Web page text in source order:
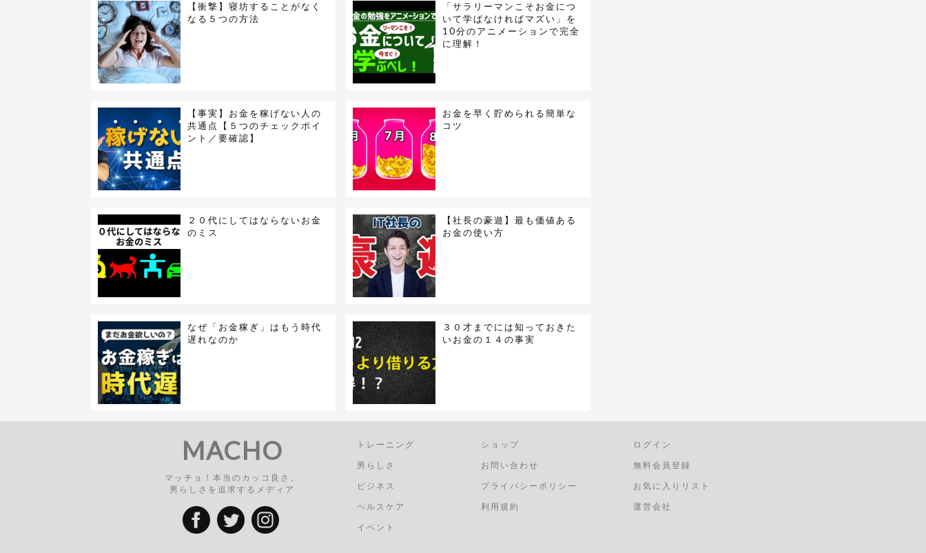
【衝撃】寝坊することがなく
なる５つの方法
「サラリーマンこそお金につ
いて学ばなければマズい」を
10分のアニメーションで完全
に理解！
【事実】お金を稼げない人の
共通点【５つのチェックポイ
ント／要確認】
お金を早く貯められる簡単な
コツ
２０代にしてはならないお金
のミス
【社長の豪遊】最も価値ある
お金の使い方
なぜ「お金稼ぎ」はもう時代
遅れなのか
３０才までには知っておきた
いお金の１４の事実
MACHO
マッチョ！本当のカッコ良さ、
男らしさを追求するメディア
トレーニング
男らしさ
ビジネス
ヘルスケア
イベント
ショップ
お問い合わせ
プライバシーポリシー
利用規約
ログイン
無料会員登録
お気に入りリスト
運営会社